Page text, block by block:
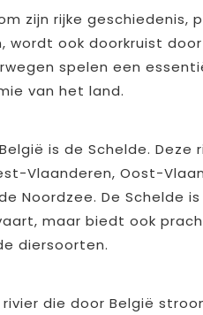
zijn rijke geschiedenis,
wordt ook doorkruist
spelen een
van het land.
is de Schelde. Deze
Vlaanderen, Oost-
Noordzee. De Schelde
maar biedt ook
diersoorten.
die door België